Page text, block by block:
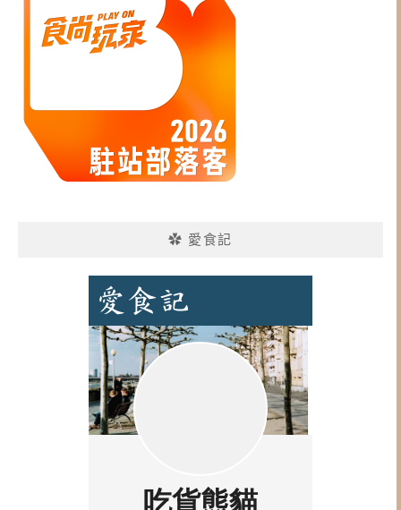
✿ 愛食記